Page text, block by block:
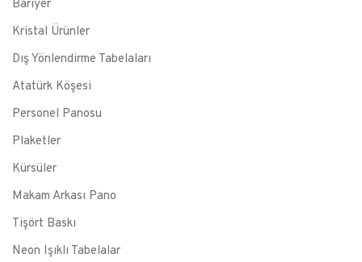
Bariyer
Kristal Ürünler
Dış Yönlendirme Tabelaları
Atatürk Köşesi
Personel Panosu
Plaketler
Kürsüler
Makam Arkası Pano
Tişört Baskı
Neon Işıklı Tabelalar